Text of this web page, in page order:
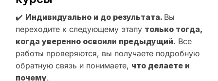
✔️ Индивидуально и до результата. Вы
переходите к следующему этапу только тогда,
когда уверенно освоили предыдущий. Все
работы проверяются, вы получаете подробную
обратную связь и понимаете, что делаете и
почему.